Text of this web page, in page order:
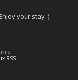
your stay :)
RSS